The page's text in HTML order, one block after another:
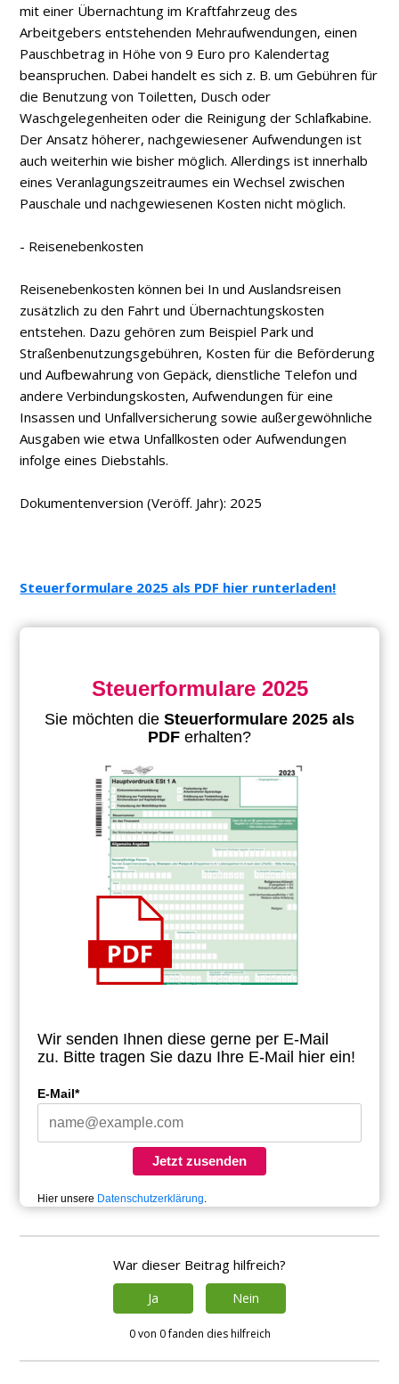
mit einer Übernachtung im Kraftfahrzeug des
Arbeitgebers entstehenden Mehraufwendungen, einen
Pauschbetrag in Höhe von 9 Euro pro Kalendertag
beanspruchen. Dabei handelt es sich z. B. um Gebühren für
die Benutzung von Toiletten, Dusch­ oder
Waschgelegenheiten oder die Reinigung der Schlafkabine.
Der Ansatz höherer, nachgewiesener Aufwendungen ist
auch weiterhin wie bisher möglich. Allerdings ist innerhalb
eines Veranlagungszeitraumes ein Wechsel zwischen
Pauschale und nachgewiesenen Kosten nicht möglich.
- Reisenebenkosten
Reisenebenkosten können bei In­ und Auslandsreisen
zusätzlich zu den Fahrt­ und Übernachtungskosten
entstehen. Dazu gehören zum Beispiel Park­ und
Straßenbenutzungsgebühren, Kosten für die Beförderung
und Aufbewahrung von Gepäck, dienstliche Telefon­ und
andere Verbindungskosten, Aufwendungen für eine
Insassen­ und Unfallversicherung sowie außergewöhnliche
Ausgaben wie etwa Unfallkosten oder Aufwendungen
infolge eines Diebstahls.
Dokumentenversion (Veröff. Jahr): 2025
Steuerformulare 2025 als PDF hier runterladen!
Steuerformulare 2025
Sie möchten die Steuerformulare 2025 als
PDF erhalten?
Wir senden Ihnen diese gerne per E-Mail
zu. Bitte tragen Sie dazu Ihre E-Mail hier ein!
E-Mail*
Jetzt zusenden
Hier unsere Datenschutzerklärung.
War dieser Beitrag hilfreich?
Ja Nein
0 von 0 fanden dies hilfreich